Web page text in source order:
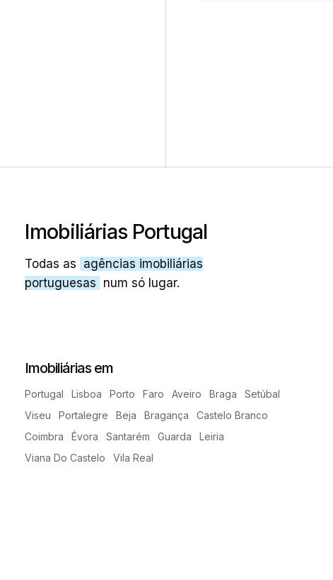
Imobiliárias Portugal
Todas as agências imobiliárias
portuguesas num só lugar.
Imobiliárias em
Portugal Lisboa Porto Faro Aveiro Braga
Setúbal
Viseu
Portalegre Beja Bragança
Castelo Branco
Coimbra
Évora Santarém Guarda
Leiria
Viana Do Castelo
Vila Real